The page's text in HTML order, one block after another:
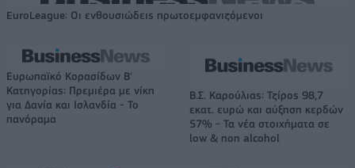
EuroLeague: Οι ενθουσιώδεις πρωτοεμφανιζόμενοι
Ευρωπαϊκό Κορασίδων Β'
Κατηγορίας: Πρεμιέρα με νίκη
για Δανία και Ισλανδία - Το
πανόραμα
Β.Σ. Καρούλιας: Τζίρος 98,7
εκατ. ευρώ και αύξηση κερδών
57% - Τα νέα στοιχήματα σε
low & non alcohol